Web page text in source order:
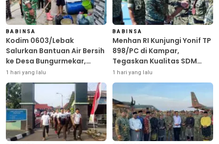
BABINSA
Kodim 0603/Lebak
Salurkan Bantuan Air Bersih
ke Desa Bungurmekar,
Ringankan Beban Warga
Terdampak Kemarau
1 hari yang lalu
BABINSA
Menhan RI Kunjungi Yonif TP
898/PC di Kampar,
Tegaskan Kualitas SDM
Kunci Kekuatan TNI
1 hari yang lalu